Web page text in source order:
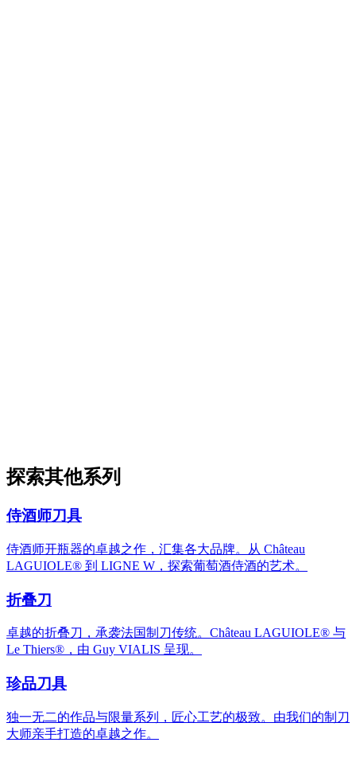
533 件产品探索
探索其他系列
侍酒师刀具
侍酒师开瓶器的卓越之作，汇集各大品牌。从 Château
LAGUIOLE® 到 LIGNE W，探索葡萄酒侍酒的艺术。
折叠刀
卓越的折叠刀，承袭法国制刀传统。Château LAGUIOLE® 与
Le Thiers®，由 Guy VIALIS 呈现。
珍品刀具
独一无二的作品与限量系列，匠心工艺的极致。由我们的制刀
大师亲手打造的卓越之作。